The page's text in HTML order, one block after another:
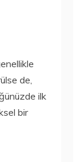
de,
ilk
bir